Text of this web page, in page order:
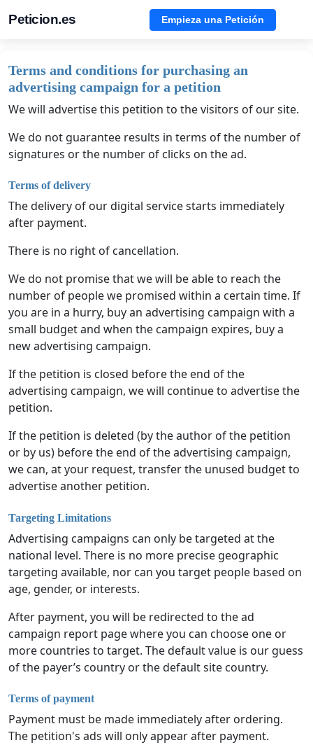
Peticion.es Empieza una Petición
Terms and conditions for purchasing an
advertising campaign for a petition
We will advertise this petition to the visitors of our site.
We do not guarantee results in terms of the number of
signatures or the number of clicks on the ad.
Terms of delivery
The delivery of our digital service starts immediately
after payment.
There is no right of cancellation.
We do not promise that we will be able to reach the
number of people we promised within a certain time. If
you are in a hurry, buy an advertising campaign with a
small budget and when the campaign expires, buy a
new advertising campaign.
If the petition is closed before the end of the
advertising campaign, we will continue to advertise the
petition.
If the petition is deleted (by the author of the petition
or by us) before the end of the advertising campaign,
we can, at your request, transfer the unused budget to
advertise another petition.
Targeting Limitations
Advertising campaigns can only be targeted at the
national level. There is no more precise geographic
targeting available, nor can you target people based on
age, gender, or interests.
After payment, you will be redirected to the ad
campaign report page where you can choose one or
more countries to target. The default value is our guess
of the payer’s country or the default site country.
Terms of payment
Payment must be made immediately after ordering.
The petition's ads will only appear after payment.